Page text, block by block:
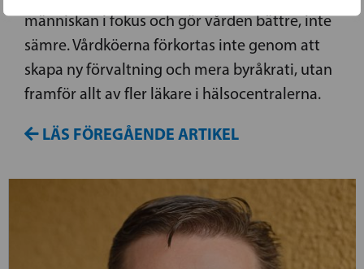
människan i fokus och gör vården bättre, inte
sämre. Vårdköerna förkortas inte genom att
skapa ny förvaltning och mera byråkrati, utan
framför allt av fler läkare i hälsocentralerna.
LÄS FÖREGÅENDE ARTIKEL